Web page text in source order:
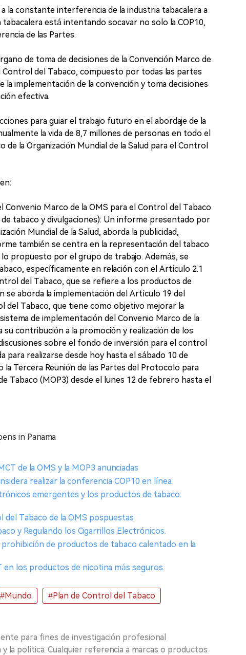
la constante interferencia de la industria tabacalera a
está intentando socavar no solo la COP10,
de las Partes.
de toma de decisiones de la Convención Marco de
Control del Tabaco, compuesto por todas las partes
implementación de la convención y toma decisiones
efectiva.
para guiar el trabajo futuro en el abordaje de la
la vida de 8,7 millones de personas en todo el
la Organización Mundial de la Salud para el Control
Marco de la OMS para el Control del Tabaco
tabaco y divulgaciones): Un informe presentado por
Mundial de la Salud, aborda la publicidad,
también se centra en la representación del tabaco
propuesto por el grupo de trabajo. Además, se
específicamente en relación con el Artículo 2.1
del Tabaco, que se refiere a los productos de
se aborda la implementación del Artículo 19 del
del Tabaco, que tiene como objetivo mejorar la
de implementación del Convenio Marco de la
contribución a la promoción y realización de los
sobre el fondo de inversión para el control
para realizarse desde hoy hasta el sábado 10 de
la Tercera Reunión de las Partes del Protocolo para
Tabaco (MOP3) desde el lunes 12 de febrero hasta el
in Panama
de la OMS y la MOP3 anunciadas
realizar la conferencia COP10 en línea.
emergentes y los productos de tabaco:
del Tabaco de la OMS pospuestas
y Regulando los Cigarrillos Electrónicos.
de productos de tabaco calentado en la
en los productos de nicotina más seguros.
#Mundo #Plan de Control del Tabaco
para fines de investigación profesional
la política. Cualquier referencia a marcas o productos